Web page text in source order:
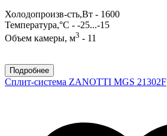
Холодопроизв-сть,Вт - 1600
Температура,°С - -25...-15
Объем камеры, м3 - 11
Подробнее
Сплит-система ZANOTTI MGS 21302F